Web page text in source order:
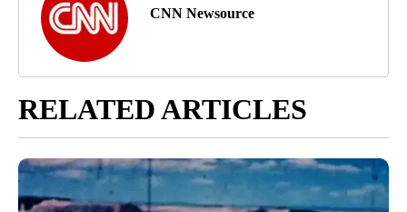
CNN Newsource
RELATED ARTICLES